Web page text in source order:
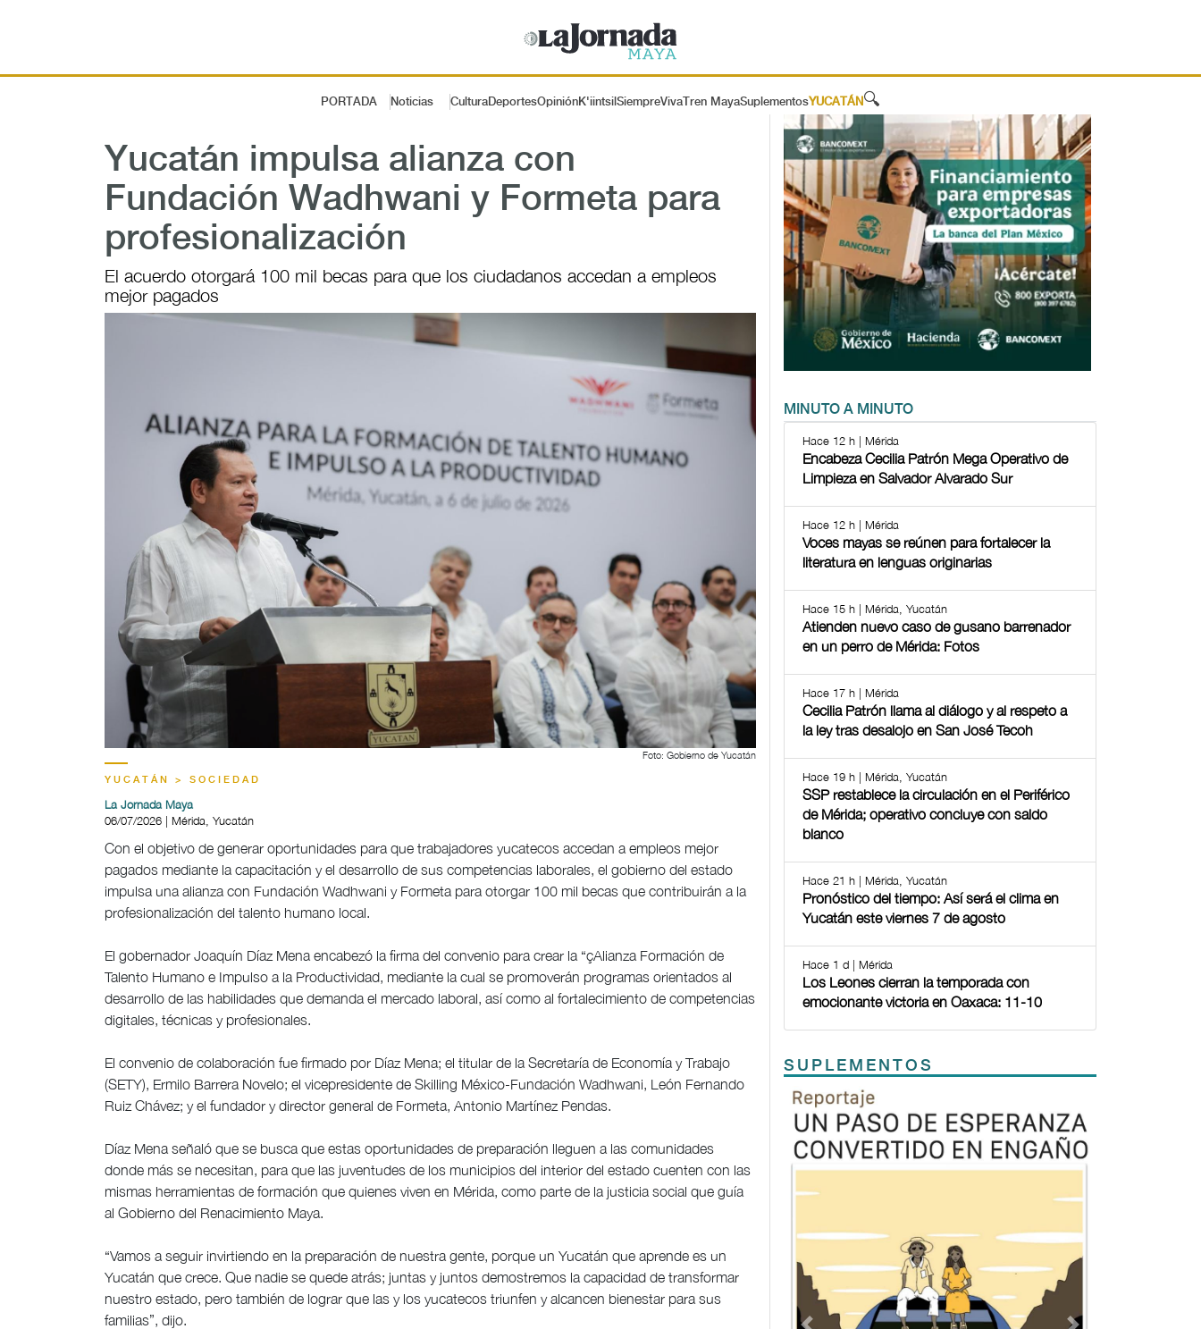
PORTADA Noticias CulturaDeportesOpiniónK'iintsil SiempreViva Tren MayaSuplementosYUCATÁN 🔍
Yucatán impulsa alianza con
Fundación Wadhwani y Formeta para
profesionalización
El acuerdo otorgará 100 mil becas para que los ciudadanos accedan a empleos
mejor pagados
Foto: Gobierno de Yucatán
YUCATÁN > SOCIEDAD
La Jornada Maya
06/07/2026 | Mérida, Yucatán
Con el objetivo de generar oportunidades para que trabajadores yucatecos accedan a empleos mejor
pagados mediante la capacitación y el desarrollo de sus competencias laborales, el gobierno del estado
impulsa una alianza con Fundación Wadhwani y Formeta para otorgar 100 mil becas que contribuirán a la
profesionalización del talento humano local.
El gobernador Joaquín Díaz Mena encabezó la firma del convenio para crear la “çAlianza Formación de
Talento Humano e Impulso a la Productividad, mediante la cual se promoverán programas orientados al
desarrollo de las habilidades que demanda el mercado laboral, así como al fortalecimiento de competencias
digitales, técnicas y profesionales.
El convenio de colaboración fue firmado por Díaz Mena; el titular de la Secretaría de Economía y Trabajo
(SETY), Ermilo Barrera Novelo; el vicepresidente de Skilling México-Fundación Wadhwani, León Fernando
Ruiz Chávez; y el fundador y director general de Formeta, Antonio Martínez Pendas.
Díaz Mena señaló que se busca que estas oportunidades de preparación lleguen a las comunidades
donde más se necesitan, para que las juventudes de los municipios del interior del estado cuenten con las
mismas herramientas de formación que quienes viven en Mérida, como parte de la justicia social que guía
al Gobierno del Renacimiento Maya.
“Vamos a seguir invirtiendo en la preparación de nuestra gente, porque un Yucatán que aprende es un
Yucatán que crece. Que nadie se quede atrás; juntas y juntos demostremos la capacidad de transformar
nuestro estado, pero también de lograr que las y los yucatecos triunfen y alcancen bienestar para sus
familias”, dijo.
MINUTO A MINUTO
Hace 12 h | Mérida
Encabeza Cecilia Patrón Mega Operativo de
Limpieza en Salvador Alvarado Sur
Hace 12 h | Mérida
Voces mayas se reúnen para fortalecer la
literatura en lenguas originarias
Hace 15 h | Mérida, Yucatán
Atienden nuevo caso de gusano barrenador
en un perro de Mérida: Fotos
Hace 17 h | Mérida
Cecilia Patrón llama al diálogo y al respeto a
la ley tras desalojo en San José Tecoh
Hace 19 h | Mérida, Yucatán
SSP restablece la circulación en el Periférico
de Mérida; operativo concluye con saldo
blanco
Hace 21 h | Mérida, Yucatán
Pronóstico del tiempo: Así será el clima en
Yucatán este viernes 7 de agosto
Hace 1 d | Mérida
Los Leones cierran la temporada con
emocionante victoria en Oaxaca: 11-10
SUPLEMENTOS
Previous
TODOS LOS SUPLEMENTOS